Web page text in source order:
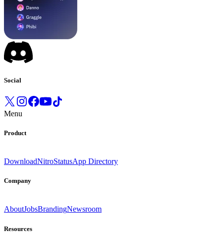
Social
Menu
Product
DownloadNitroStatusApp Directory
Company
AboutJobsBrandingNewsroom
Resources